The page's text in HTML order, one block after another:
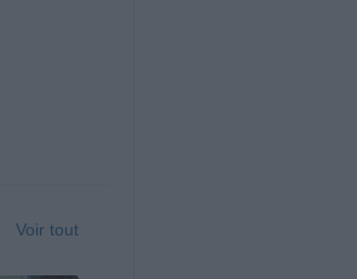
Voir tout